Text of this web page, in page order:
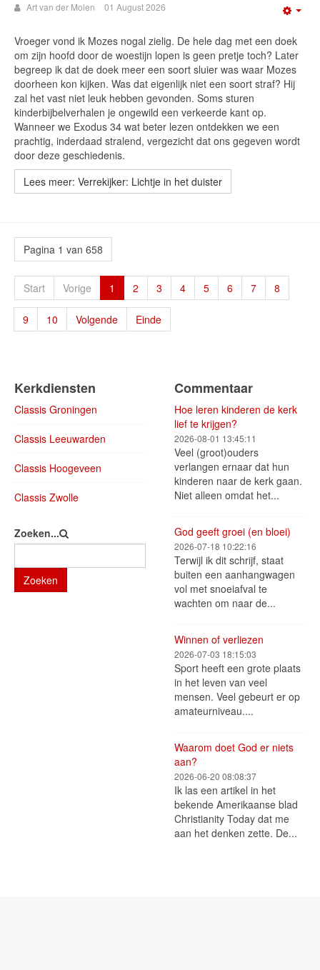
Art van der Molen 01 August 2026
Vroeger vond ik Mozes nogal zielig. De hele dag met een doek
om zijn hoofd door de woestijn lopen is geen pretje toch? Later
begreep ik dat de doek meer een soort sluier was waar Mozes
doorheen kon kijken. Was dat eigenlijk niet een soort straf? Hij
zal het vast niet leuk hebben gevonden. Soms sturen
kinderbijbelverhalen je ongewild een verkeerde kant op.
Wanneer we Exodus 34 wat beter lezen ontdekken we een
prachtig, inderdaad stralend, vergezicht dat ons gegeven wordt
door deze geschiedenis.
Lees meer: Verrekijker: Lichtje in het duister
Pagina 1 van 658
Start Vorige 1 2 3 4 5 6 7 8
9 10 Volgende Einde
Kerkdiensten
Classis Groningen
Classis Leeuwarden
Classis Hoogeveen
Classis Zwolle
Zoeken...
Zoeken
Commentaar
Hoe leren kinderen de kerk
lief te krijgen?
2026-08-01 13:45:11
Veel (groot)ouders
verlangen ernaar dat hun
kinderen naar de kerk gaan.
Niet alleen omdat het...
God geeft groei (en bloei)
2026-07-18 10:22:16
Terwijl ik dit schrijf, staat
buiten een aanhangwagen
vol met snoeiafval te
wachten om naar de...
Winnen of verliezen
2026-07-03 18:15:03
Sport heeft een grote plaats
in het leven van veel
mensen. Veel gebeurt er op
amateurniveau....
Waarom doet God er niets
aan?
2026-06-20 08:08:37
Ik las een artikel in het
bekende Amerikaanse blad
Christianity Today dat me
aan het denken zette. De...